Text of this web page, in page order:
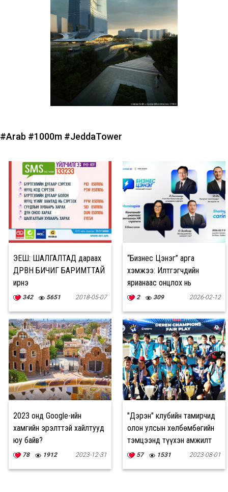
#Arab #1000m #JeddaTower
ЭЕШ: ШАЛГАЛТАД дараах
ДӨРВӨН БИЧИГ БАРИМТТАЙ
ирнэ
342 5651 2018-05-07
“Бизнес Цэнэг” арга
хэмжээ: Илтгэгчдийн
ярианаас онцлох нь
2 309 2026-02-12
2023 онд Google-ийн
хамгийн эрэлттэй хайлтууд
юу байв?
78 1912 2023-12-31
"Дэрэн" клубийн тамирчид
олон улсын хөлбөмбөгийн
тэмцээнд түүхэн амжилт
гаргажээ
57 1531 2023-08-01